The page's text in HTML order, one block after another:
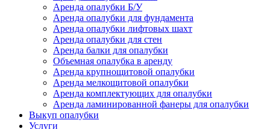
Аренда опалубки Б/У
Аренда опалубки для фундамента
Аренда опалубки лифтовых шахт
Аренда опалубки для стен
Аренда балки для опалубки
Объемная опалубка в аренду
Аренда крупнощитовой опалубки
Аренда мелкощитовой опалубки
Аренда комплектующих для опалубки
Аренда ламинированной фанеры для опалубки
Выкуп опалубки
Услуги